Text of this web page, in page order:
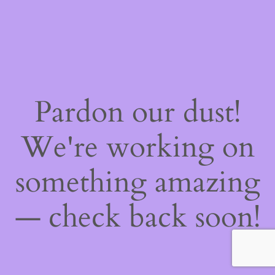
Pardon our dust!
We're working on
something amazing
— check back soon!